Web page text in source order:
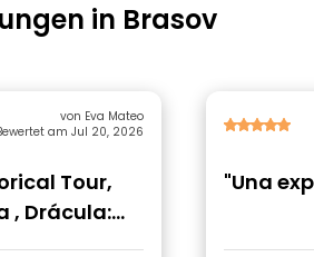
in Brasov
von Eva Mateo
am Jul 20, 2026
Tour,
, Drácula:
"Una